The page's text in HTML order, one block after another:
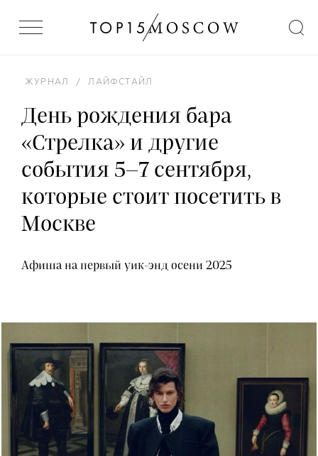
ЖУРНАЛ / ЛАЙФСТАЙЛ
День рождения бара
«Стрелка» и другие
события 5–7 сентября,
которые стоит посетить в
Москве
Афиша на первый уик-энд осени 2025